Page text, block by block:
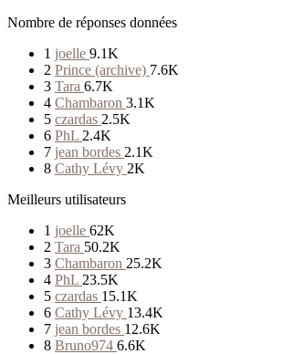
Nombre de réponses données
1 joelle 9.1K
2 Prince (archive) 7.6K
3 Tara 6.7K
4 Chambaron 3.1K
5 czardas 2.5K
6 PhL 2.4K
7 jean bordes 2.1K
8 Cathy Lévy 2K
Meilleurs utilisateurs
1 joelle 62K
2 Tara 50.2K
3 Chambaron 25.2K
4 PhL 23.5K
5 czardas 15.1K
6 Cathy Lévy 13.4K
7 jean bordes 12.6K
8 Bruno974 6.6K